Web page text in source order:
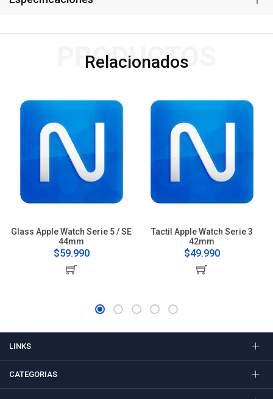
Relacionados
PRODUCTOS
Glass Apple Watch Serie 5 / SE
44mm
$59.990
Tactil Apple Watch Serie 3
42mm
$49.990
LINKS
CATEGORIAS